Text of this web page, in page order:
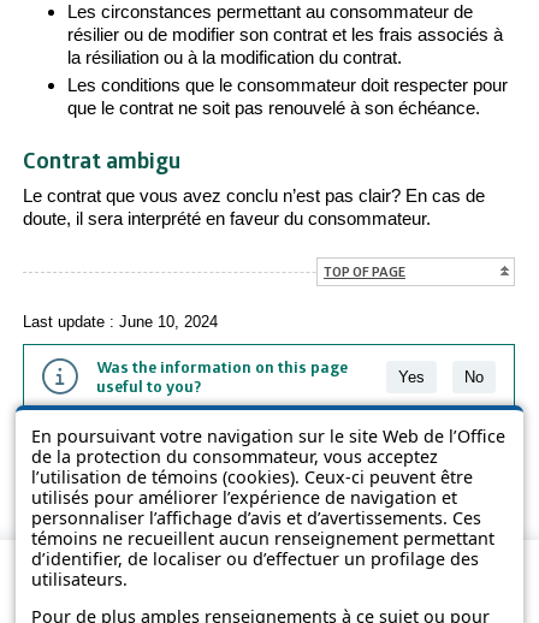
En poursuivant votre navigation sur le site Web de l’Office
de la protection du consommateur, vous acceptez
l’utilisation de témoins (cookies). Ceux-ci peuvent être
utilisés pour améliorer l’expérience de navigation et
personnaliser l’affichage d’avis et d’avertissements. Ces
témoins ne recueillent aucun renseignement permettant
d’identifier, de localiser ou d’effectuer un profilage des
utilisateurs.
Pour de plus amples renseignements à ce sujet ou pour
Les circonstances permettant au consommateur de
résilier ou de modifier son contrat et les frais associés à
la résiliation ou à la modification du contrat.
Les conditions que le consommateur doit respecter pour
que le contrat ne soit pas renouvelé à son échéance.
Contrat ambigu
Le contrat que vous avez conclu n’est pas clair? En cas de
doute, il sera interprété en faveur du consommateur.
TOP OF PAGE
Last update : June 10, 2024
Was the information on this page
useful to you?
Yes No
The information contained on this page is presented in simple terms to
make it easier to understand. It does not replace the texts of the laws
and regulations.